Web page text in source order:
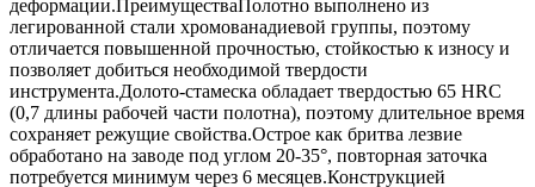
деформации.ПреимуществаПолотно выполнено из
легированной стали хромованадиевой группы, поэтому
отличается повышенной прочностью, стойкостью к износу и
позволяет добиться необходимой твердости
инструмента.Долото-стамеска обладает твердостью 65 HRC
(0,7 длины рабочей части полотна), поэтому длительное время
сохраняет режущие свойства.Острое как бритва лезвие
обработано на заводе под углом 20-35°, повторная заточка
потребуется минимум через 6 месяцев.Конструкцией